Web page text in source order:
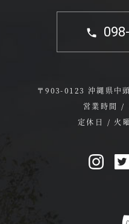
〒903-0123 沖縄県中
営業時間
定休日 / 火